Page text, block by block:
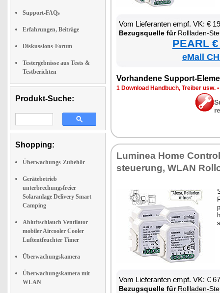
Support-FAQs
Erfahrungen, Beiträge
Diskussions-Forum
Testergebnisse aus Tests &
Testberichten
Produkt-Suche:
Shopping:
Überwachungs-Zubehör
Gerätebetrieb
unterbrechungsfreier
Solaranlage Delivery Smart
Camping
Abluftschlauch Ventilator
mobiler Aircooler Cooler
Luftentfeuchter Timer
Überwachungskamera
Überwachungskamera mit
WLAN
Vom Lie­fe­ran­ten empf. VK: €
Be­zugs­quel­le fürRoll­la­den-
PEARL
eMall
Vor­han­de­ne Sup­port-
1 Down­load Hand­buch, Trei­ber usw. •
Lu­mi­nea Ho­me
steue­rung, WLAN
Vom Lie­fe­ran­ten empf. VK: €
Be­zugs­quel­le fürRoll­la­den-